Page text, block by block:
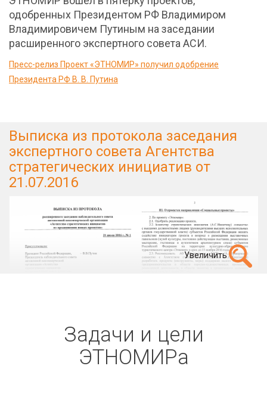
одобренных Президентом РФ Владимиром
Владимировичем Путиным на заседании
расширенного экспертного совета АСИ.
Пресс-релиз Проект «ЭТНОМИР» получил одобрение
Президента РФ В. В. Путина
Выписка из протокола заседания
экспертного совета Агентства
стратегических инициатив от
21.07.2016
Увеличить
Задачи и цели
ЭТНОМИРа